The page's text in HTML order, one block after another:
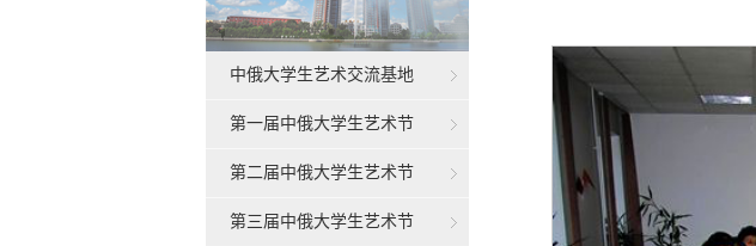
中俄大学生艺术交流基地
第一届中俄大学生艺术节
第二届中俄大学生艺术节
第三届中俄大学生艺术节